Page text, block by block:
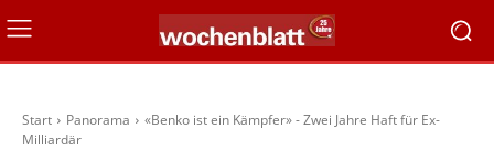
Start Panorama
«Benko ist ein Kämpfer» - Zwei Jahre Haft für Ex-
Milliardär